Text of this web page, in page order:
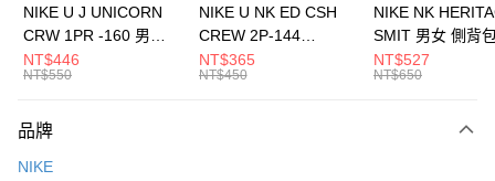
元大商業銀行
台灣樂天信用卡公司
全盈+PAY
AFTEE先享後付
【關於「AFTEE先享後付」】
便利好安心！
運送方式
NIKE U J UNICORN
CRW 1PR -160 男女
中統襪 FZ3393100
NT$446
NT$550
NIKE U NK ED CSH
CREW 2P-144
EMBRDY 男女 短統襪
FZ3073133
NT$365
NT$450
NIKE NK
SMIT 男女 側背
BA5871010
NT$527
NT$650
品牌
NIKE